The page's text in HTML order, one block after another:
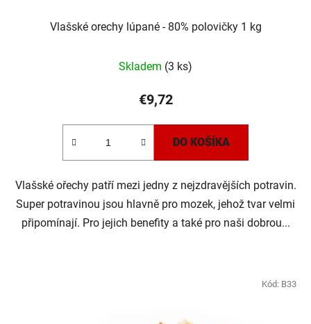
Vlašské orechy lúpané - 80% polovičky 1 kg
Skladem (3 ks)
€9,72
DO KOŠÍKA
Vlašské ořechy patří mezi jedny z nejzdravějších potravin.
Super potravinou jsou hlavně pro mozek, jehož tvar velmi
připomínají. Pro jejich benefity a také pro naši dobrou...
Kód: B33